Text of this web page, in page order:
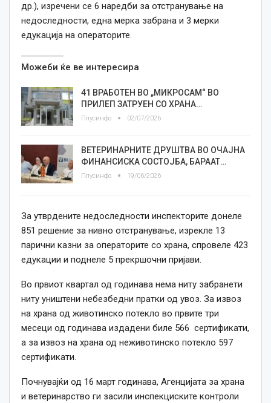
др.), изречени се 6 наредби за отстранување на
недоследности, една мерка забрана и 3 мерки
едукација на операторите.
Можеби ќе ве интересира
41 ВРАБОТЕН ВО „МИКРОСАМ“ ВО
ПРИЛЕП ЗАТРУЕН СО ХРАНА…
Плусинфо 02/07/2026
ВЕТЕРИНАРНИТЕ ДРУШТВА ВО ОЧАЈНА
ФИНАНСИСКА СОСТОЈБА, БАРААТ…
Плусинфо 19/06/2026
За утврдените недоследности инспекторите донеле
851 решение за нивно отстранување, изрекле 13
парични казни за операторите со храна, спровеле 423
едукации и поднеле 5 прекршочни пријави.
Во првиот квартал од годинава нема ниту забранети
ниту уништени небезбедни пратки од увоз. За извоз
на храна од животинско потекло во првите три
месеци од годинава издадени биле 566 сертификати,
а за извоз на храна од неживотинско потекло 597
сертификати.
Почнувајќи од 16 март годинава, Агенцијата за храна
и ветеринарство ги засили инспекциските контроли